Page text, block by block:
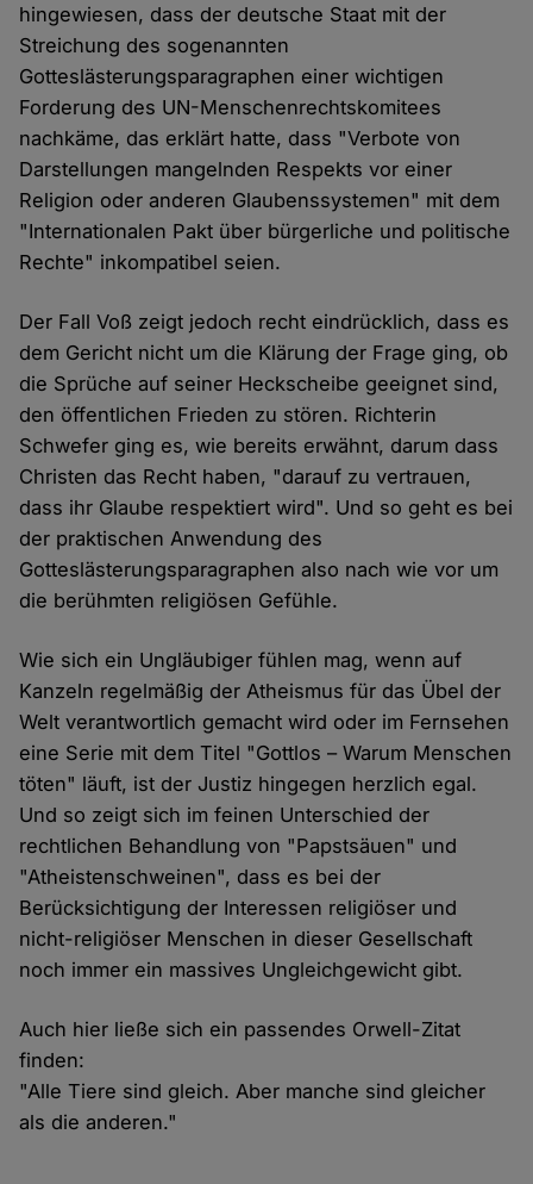
hingewiesen, dass der deutsche Staat mit der
Streichung des sogenannten
Gotteslästerungsparagraphen einer wichtigen
Forderung des UN-Menschenrechtskomitees
nachkäme, das erklärt hatte, dass "Verbote von
Darstellungen mangelnden Respekts vor einer
Religion oder anderen Glaubenssystemen" mit dem
"Internationalen Pakt über bürgerliche und politische
Rechte" inkompatibel seien.
Der Fall Voß zeigt jedoch recht eindrücklich, dass es
dem Gericht nicht um die Klärung der Frage ging, ob
die Sprüche auf seiner Heckscheibe geeignet sind,
den öffentlichen Frieden zu stören. Richterin
Schwefer ging es, wie bereits erwähnt, darum dass
Christen das Recht haben, "darauf zu vertrauen,
dass ihr Glaube respektiert wird". Und so geht es bei
der praktischen Anwendung des
Gotteslästerungsparagraphen also nach wie vor um
die berühmten religiösen Gefühle.
Wie sich ein Ungläubiger fühlen mag, wenn auf
Kanzeln regelmäßig der Atheismus für das Übel der
Welt verantwortlich gemacht wird oder im Fernsehen
eine Serie mit dem Titel "Gottlos – Warum Menschen
töten" läuft, ist der Justiz hingegen herzlich egal.
Und so zeigt sich im feinen Unterschied der
rechtlichen Behandlung von "Papstsäuen" und
"Atheistenschweinen", dass es bei der
Berücksichtigung der Interessen religiöser und
nicht-religiöser Menschen in dieser Gesellschaft
noch immer ein massives Ungleichgewicht gibt.
Auch hier ließe sich ein passendes Orwell-Zitat
finden:
"Alle Tiere sind gleich. Aber manche sind gleicher
als die anderen."